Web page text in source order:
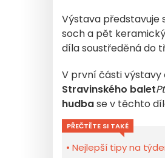
Výstava představuje
soch a pět
díla soustředěná do
V první části
Stravinského balet
hudbase v těchto
PŘEČTĚTE SI TAKÉ
Nejlepší tipy na